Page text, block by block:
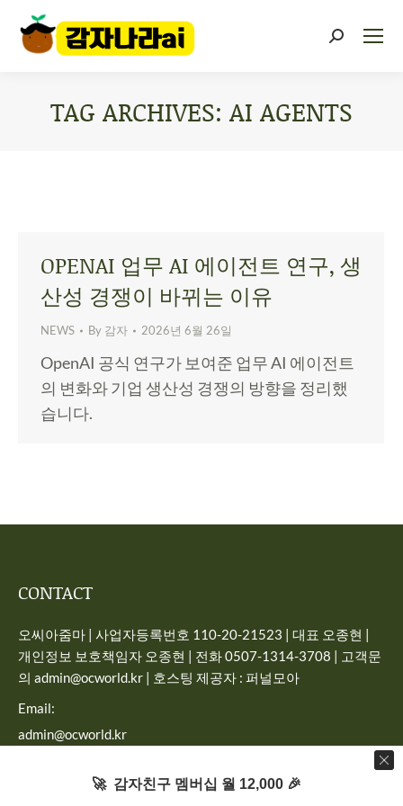
TAG ARCHIVES: AI AGENTS
OPENAI 업무 AI 에이전트 연구, 생
산성 경쟁이 바뀌는 이유
NEWS By 감자 2026년 6월 26일
OpenAI 공식 연구가 보여준 업무 AI 에이전트
의 변화와 기업 생산성 경쟁의 방향을 정리했
습니다.
CONTACT
오씨아줌마 | 사업자등록번호 110-20-21523 | 대표 오종현 |
개인정보 보호책임자 오종현 | 전화 0507-1314-3708 | 고객문
의 admin@ocworld.kr | 호스팅 제공자 : 퍼널모아
Email:
admin@ocworld.kr
🚀 감자친구 멤버십 월 12,000 🎉